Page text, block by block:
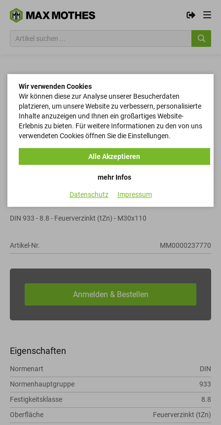
Sechskantschrauben
DIN 933 - 8.8 - Feuerverzinkt (tZn) - M30x110
Artikel-Nr. MM0000237770
Eigenschaften
Normenart
DIN
Normenhauptgruppe
933
Festigkeitsklasse
8.8
Oberfläche
Feuerverzinkt (tZn)
Wir verwenden Cookies
Wir können diese zur Analyse unserer Besucherdaten
platzieren, um unsere Website zu verbessern, personalisierte
Inhalte anzuzeigen und Ihnen ein großartiges Website-
Erlebnis zu bieten. Für weitere Informationen zu den von uns
verwendeten Cookies öffnen Sie die Einstellungen.
mehr Infos
Alle Akzeptieren
Datenschutz Impressum